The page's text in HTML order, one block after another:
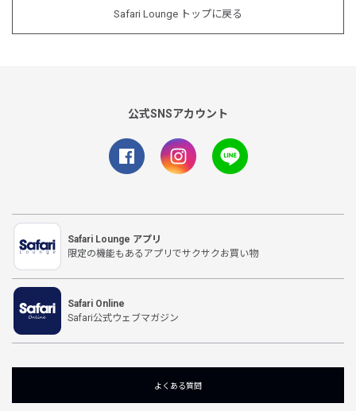
Safari Lounge トップに戻る
公式SNSアカウント
Safari Lounge アプリ
限定の機能もあるアプリでサクサクお買い物
Safari Online
Safari公式ウェブマガジン
よくある質問